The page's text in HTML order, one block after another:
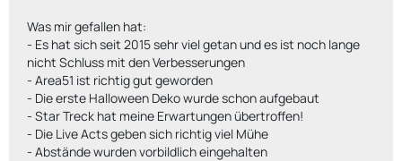
Was mir gefallen hat:
- Es hat sich seit 2015 sehr viel getan und es ist noch lange
nicht Schluss mit den Verbesserungen
- Area51 ist richtig gut geworden
- Die erste Halloween Deko wurde schon aufgebaut
- Star Treck hat meine Erwartungen übertroffen!
- Die Live Acts geben sich richtig viel Mühe
- Abstände wurden vorbildlich eingehalten